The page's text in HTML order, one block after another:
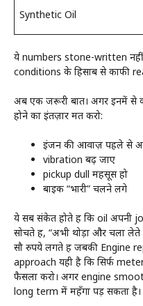
Synthetic Oil
ये numbers stone-written
conditions के हिसाब से काफी
अब एक जरूरी बात। अगर इनमें से
होने का इंतज़ार मत करो:
इंजन की आवाज़ पहले से
vibration बढ़ जाए
pickup dull महसूस हो
बाइक “भारी” चलने लगे
ये सब संकेत होते हैं कि oil अपनी
सोचते हैं, “अभी थोड़ा और चला
सौ रुपये लगते हैं जबकी Engine
approach यही है कि सिर्फ
फैसला करो। अगर engine
long term में महँगा पड़ सकता है।